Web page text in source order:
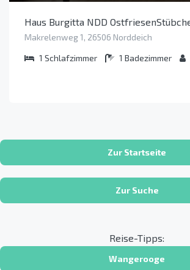
Haus Burgitta NDD
Makrelenweg 1, 26506 Norddeich
1 Schlafzimmer 1 Badezimmer
Zur Startseite
Zur Suche
Reise-Tipps:
Wangerooge